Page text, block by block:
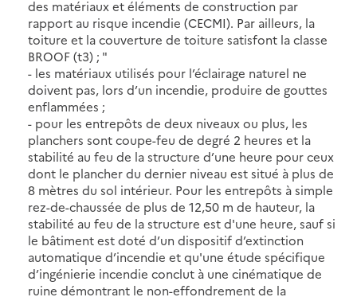
des matériaux et éléments de construction par
rapport au risque incendie (CECMI). Par ailleurs, la
toiture et la couverture de toiture satisfont la classe
BROOF (t3) ; "
- les matériaux utilisés pour l’éclairage naturel ne
doivent pas, lors d’un incendie, produire de gouttes
enflammées ;
- pour les entrepôts de deux niveaux ou plus, les
planchers sont coupe-feu de degré 2 heures et la
stabilité au feu de la structure d’une heure pour ceux
dont le plancher du dernier niveau est situé à plus de
8 mètres du sol intérieur. Pour les entrepôts à simple
rez-de-chaussée de plus de 12,50 m de hauteur, la
stabilité au feu de la structure est d'une heure, sauf si
le bâtiment est doté d’un dispositif d’extinction
automatique d’incendie et qu'une étude spécifique
d’ingénierie incendie conclut à une cinématique de
ruine démontrant le non-effondrement de la